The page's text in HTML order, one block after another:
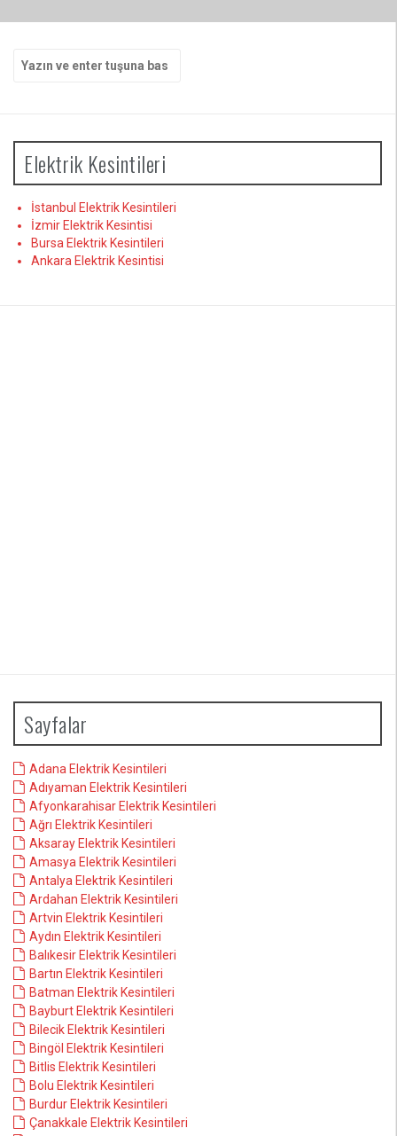
yap:
Elektrik Kesintileri
İstanbul Elektrik Kesintileri
İzmir Elektrik Kesintisi
Bursa Elektrik Kesintileri
Ankara Elektrik Kesintisi
Sayfalar
Adana Elektrik Kesintileri
Adıyaman Elektrik Kesintileri
Afyonkarahisar Elektrik Kesintileri
Ağrı Elektrik Kesintileri
Aksaray Elektrik Kesintileri
Amasya Elektrik Kesintileri
Antalya Elektrik Kesintileri
Ardahan Elektrik Kesintileri
Artvin Elektrik Kesintileri
Aydın Elektrik Kesintileri
Balıkesir Elektrik Kesintileri
Bartın Elektrik Kesintileri
Batman Elektrik Kesintileri
Bayburt Elektrik Kesintileri
Bilecik Elektrik Kesintileri
Bingöl Elektrik Kesintileri
Bitlis Elektrik Kesintileri
Bolu Elektrik Kesintileri
Burdur Elektrik Kesintileri
Çanakkale Elektrik Kesintileri